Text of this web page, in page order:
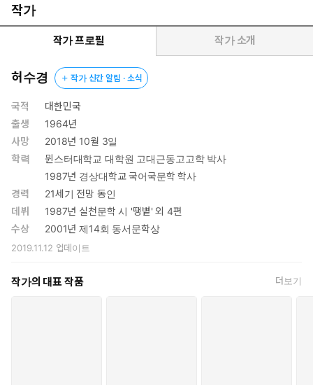
로 고민하게 하지 않는다. 함께 고심하게 만든다.
작가
작가 프로필 작가 소개
허수경 작가 신간 알림 · 소식
국적
대한민국
출생
1964년
사망
2018년 10월 3일
학력
뮌스터대학교 대학원 고대근동고고학 박사
1987년 경상대학교 국어국문학 학사
경력
21세기 전망 동인
데뷔
1987년 실천문학 시 '땡볕' 외 4편
수상
2001년 제14회 동서문학상
2019.11.12 업데이트
작가의 대표 작품 더보기